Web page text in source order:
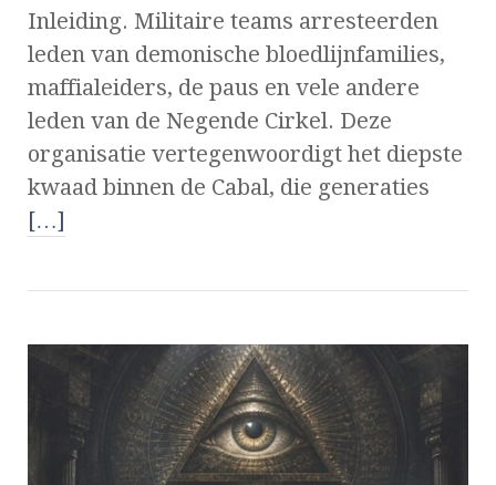
Inleiding. Militaire teams arresteerden
leden van demonische bloedlijnfamilies,
maffialeiders, de paus en vele andere
leden van de Negende Cirkel. Deze
organisatie vertegenwoordigt het diepste
kwaad binnen de Cabal, die generaties
[…]